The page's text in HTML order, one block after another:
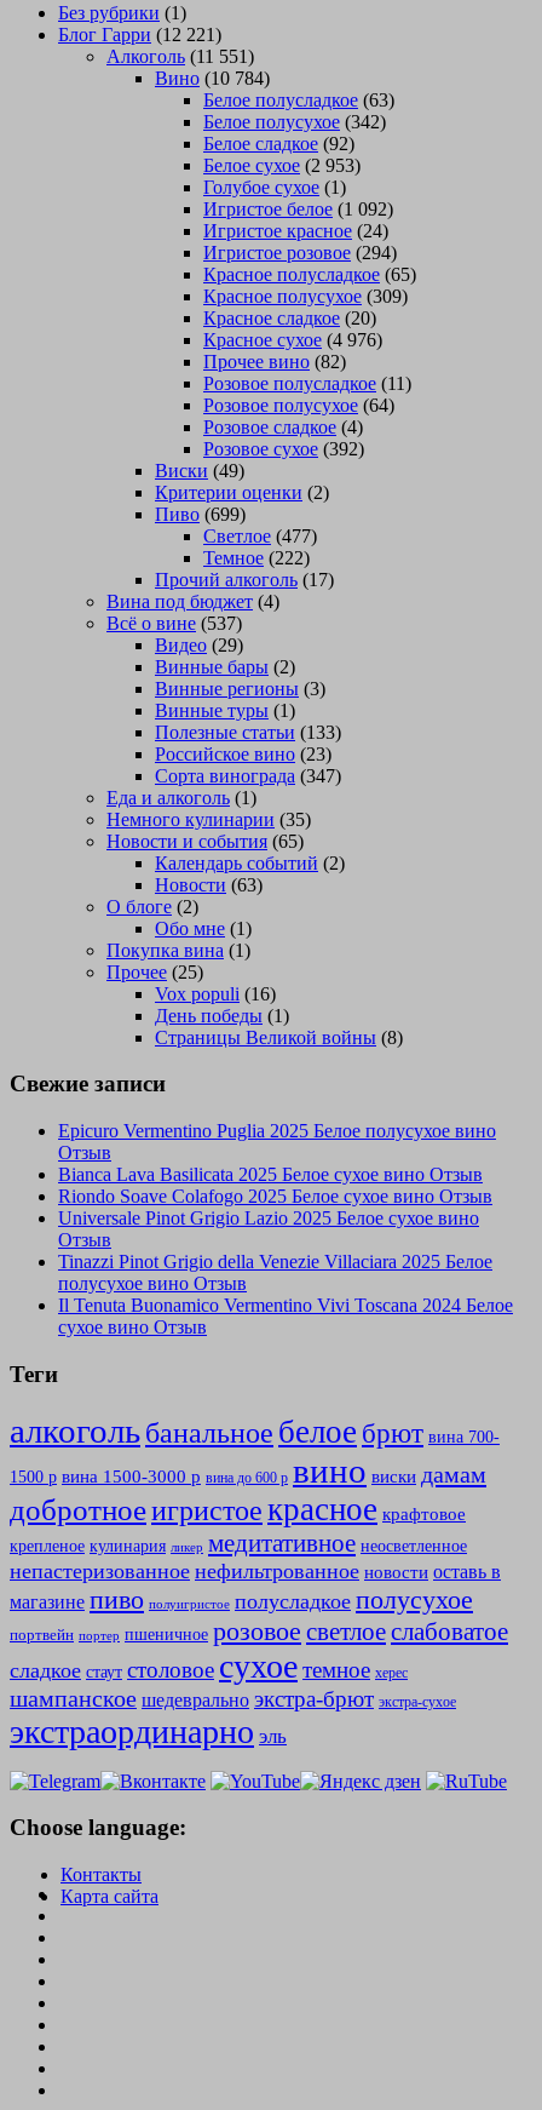
Без рубрики (1)
Блог Гарри (12 221)
Алкоголь (11 551)
Вино (10 784)
Белое полусладкое (63)
Белое полусухое (342)
Белое сладкое (92)
Белое сухое (2 953)
Голубое сухое (1)
Игристое белое (1 092)
Игристое красное (24)
Игристое розовое (294)
Красное полусладкое (65)
Красное полусухое (309)
Красное сладкое (20)
Красное сухое (4 976)
Прочее вино (82)
Розовое полусладкое (11)
Розовое полусухое (64)
Розовое сладкое (4)
Розовое сухое (392)
Виски (49)
Критерии оценки (2)
Пиво (699)
Светлое (477)
Темное (222)
Прочий алкоголь (17)
Вина под бюджет (4)
Всё о вине (537)
Видео (29)
Винные бары (2)
Винные регионы (3)
Винные туры (1)
Полезные статьи (133)
Российское вино (23)
Сорта винограда (347)
Еда и алкоголь (1)
Немного кулинарии (35)
Новости и события (65)
Календарь событий (2)
Новости (63)
О блоге (2)
Обо мне (1)
Покупка вина (1)
Прочее (25)
Vox populi (16)
День победы (1)
Страницы Великой войны (8)
Свежие записи
Epicuro Vermentino Puglia 2025 Белое полусухое вино
Отзыв
Bianca Lava Basilicata 2025 Белое сухое вино Отзыв
Riondo Soave Colafogo 2025 Белое сухое вино Отзыв
Universale Pinot Grigio Lazio 2025 Белое сухое вино
Отзыв
Tinazzi Pinot Grigio della Venezie Villaciara 2025 Белое
полусухое вино Отзыв
Il Tenuta Buonamico Vermentino Vivi Toscana 2024 Белое
сухое вино Отзыв
Теги
алкогольбанальное белое брют вина 700-
1500 р вина 1500-3000 р вина до 600 р вино виски дамам
добротноеигристоекрасное крафтовое
крепленое кулинария ликер медитативное неосветленное
непастеризованное нефильтрованное новости оставь в
магазине пиво полуигристое полусладкое полусухое
портвейн портер пшеничное розовое светлоеслабоватое
сладкое стаут столовое сухоетемное херес
шампанское шедеврально экстра-брют экстра-сухое
экстраординарно эль
Choose language:
Контакты
Карта сайта